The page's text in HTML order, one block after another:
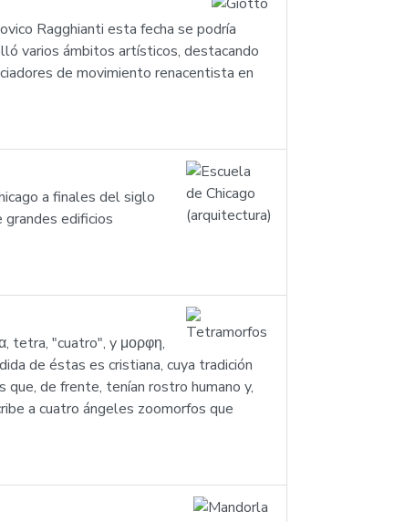
Ragghianti esta fecha se podría
varios ámbitos artísticos, destacando
de movimiento renacentista en
a finales del siglo
grandes edificios
tetra, "cuatro", y μορφη,
de éstas es cristiana, cuya tradición
de frente, tenían rostro humano y,
a cuatro ángeles zoomorfos que